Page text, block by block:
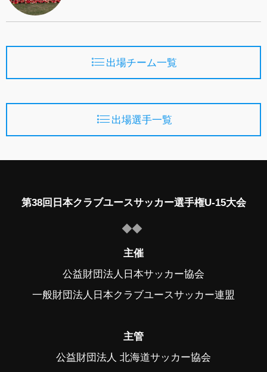
出場チーム一覧
出場選手一覧
第38回日本クラブユースサッカー選手権U-15大会
主催
公益財団法人日本サッカー協会
一般財団法人日本クラブユースサッカー連盟
主管
公益財団法人 北海道サッカー協会